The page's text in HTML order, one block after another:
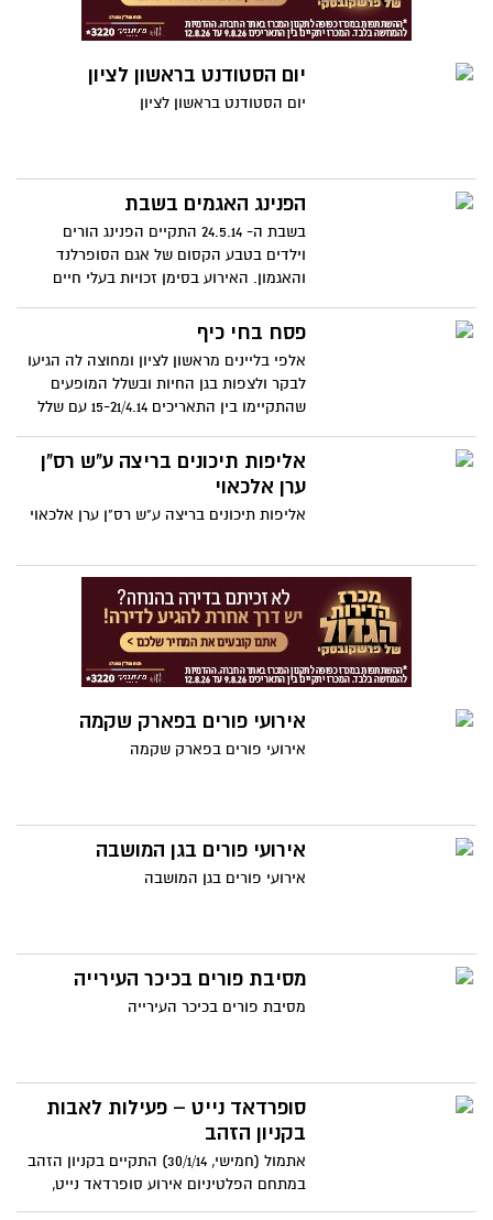
יום הסטודנט בראשון לציון
יום הסטודנט בראשון לציון
הפנינג האגמים בשבת
בשבת ה- 24.5.14 התקיים הפנינג הורים
וילדים בטבע הקסום של אגם הסופרלנד
והאגמון. האירוע בסימן זכויות בעלי חיים
הכוללים הדרכות על ידי טובי המדריכים פעילי
איכות הסביבה, עבודות יצירה, מכירת מוצרי
יד שנייה ועוד הרבה הפתעות שיחכו לכם
במתחם.האירוע הינו בשיתוף עיריית ראשון
לציון, עידן מזרחי חבר מועצת העירייה מחזיק
תיק חופים ואגמים, יפעת מאירוביץ'-יפת
חברת מועצת העירייה ומחזיקת תיק איכות
הסביבה והבריאות, אגף הנוער והצעירים –
מד"צים עירוניים, החברה לביטחון, החברה
פסח בחי כיף
אלפי בליינים מראשון לציון ומחוצה לה הגיעו
לבקר ולצפות בגן החיות ובשלל המופעים
שהתקיימו בין התאריכים 15-21/4.14 עם שלל
אליפות תיכונים בריצה ע"ש רס"ן
ערן אלכאוי
אליפות תיכונים בריצה ע"ש רס"ן ערן אלכאוי
אירועי פורים בפארק שקמה
אירועי פורים בפארק שקמה
אירועי פורים בגן המושבה
אירועי פורים בגן המושבה
מסיבת פורים בכיכר העירייה
מסיבת פורים בכיכר העירייה
סופרדאד נייט – פעילות לאבות
בקניון הזהב
אתמול (חמישי, 30/1/14) התקיים בקניון הזהב
במתחם הפלטיניום אירוע סופרדאד נייט,
אירוע הפונה לאבות ומשפחות במטרה לעודד